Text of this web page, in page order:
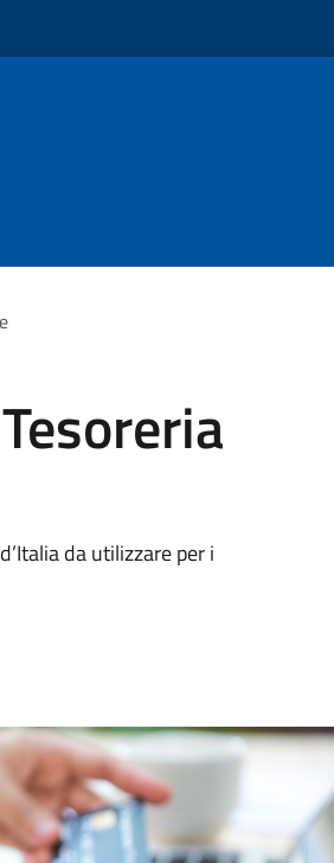
da utilizzare per i